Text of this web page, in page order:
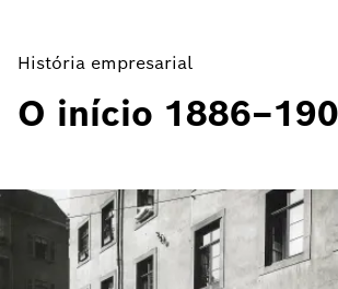
História empresarial
O início